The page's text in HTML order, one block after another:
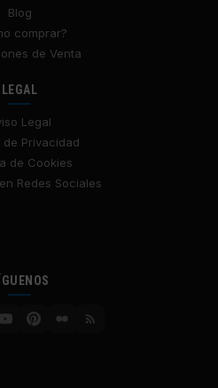
Blog
comprar?
de Venta
LEGAL
Legal
de Privacidad
de Cookies
Redes Sociales